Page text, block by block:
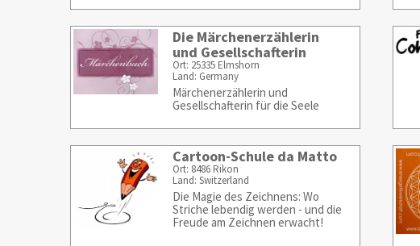
Die Märchenerzählerin
und Gesellschafterin
Ort: 25335 Elmshorn
Land: Germany
Märchenerzählerin und
Gesellschafterin für die Seele
Cartoon-Schule da Matto
Ort: 8486 Rikon
Land: Switzerland
Die Magie des Zeichnens: Wo
Striche lebendig werden - und die
Freude am Zeichnen erwacht!